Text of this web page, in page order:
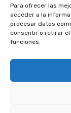
Para ofrecer las
acceder a la
procesar datos
consentir o retirar
funciones.